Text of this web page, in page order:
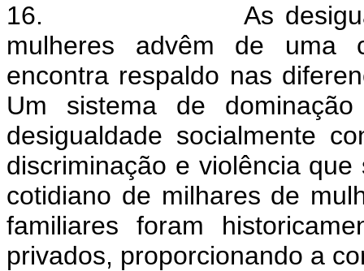
16.
As
mulheres advêm de uma
encontra respaldo nas
Um sistema de
desigualdade socialmente
discriminação e violência que
cotidiano de milhares de
familiares foram
privados, proporcionando a